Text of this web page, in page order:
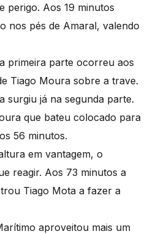
perigo. Aos 19 minutos
nos pés de Amaral, valendo
primeira parte ocorreu aos
Tiago Moura sobre a trave.
surgiu já na segunda parte.
que bateu colocado para
56 minutos.
em vantagem, o
reagir. Aos 73 minutos a
Tiago Mota a fazer a
aproveitou mais um